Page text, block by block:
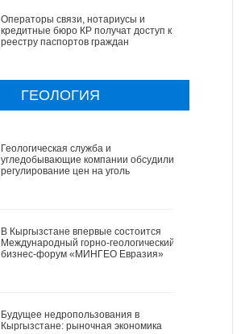
Операторы связи, нотариусы и
кредитные бюро КР получат доступ к
реестру паспортов граждан
ГЕОЛОГИЯ
Геологическая служба и
угледобывающие компании обсудили
регулирование цен на уголь
В Кыргызстане впервые состоится
Международный горно-геологический
бизнес-форум «МИНГЕО Евразия»
Будущее недропользования в
Кыргызстане: рыночная экономика